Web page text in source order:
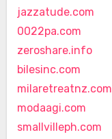
jazzatude.com
0022pa.com
zeroshare.info
bilesinc.com
milaretreatnz.com
modaagi.com
smallvilleph.com